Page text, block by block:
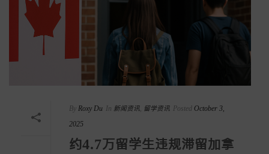
By Roxy Du In 新闻资讯 留学资讯 Posted October 3,
2025
约4.7万留学生违规滞留加拿